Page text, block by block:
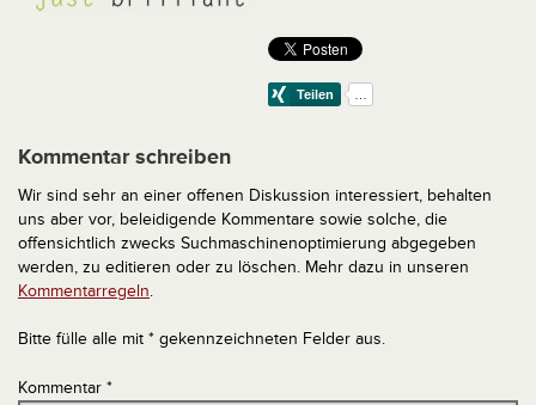
Kommentar schreiben
Wir sind sehr an einer offenen Diskussion interessiert, behalten
uns aber vor, beleidigende Kommentare sowie solche, die
offensichtlich zwecks Suchmaschinenoptimierung abgegeben
werden, zu editieren oder zu löschen. Mehr dazu in unseren
Kommentarregeln.
Bitte fülle alle mit * gekennzeichneten Felder aus.
Kommentar *